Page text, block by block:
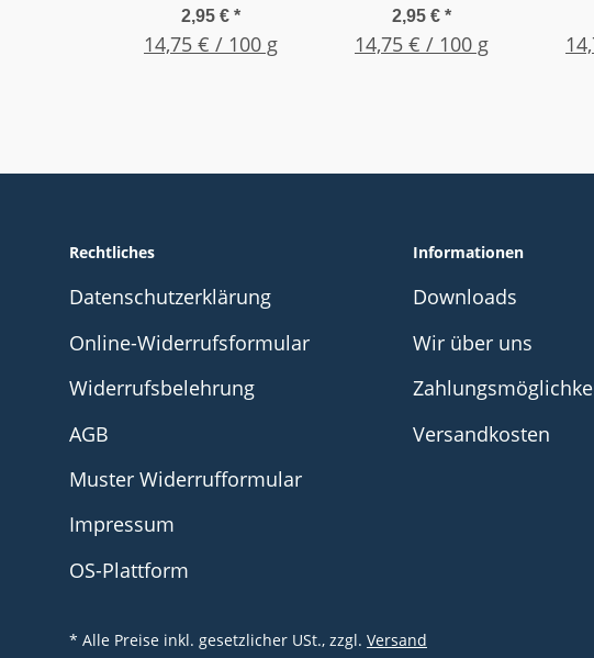
mittelviskos /
mittel 20g Flasche
2,95 € *
14,75 € / 100 g
hochviskos /
dickflüssig 20g
2,95 € *
14,75 € / 100 g
Rechtliches
Datenschutzerklärung
Online-Widerrufsformular
Widerrufsbelehrung
AGB
Muster Widerrufformular
Impressum
OS-Plattform
Informationen
Downloads
Wir über uns
Versandkosten
* Alle Preise inkl. gesetzlicher USt., zzgl. Versand